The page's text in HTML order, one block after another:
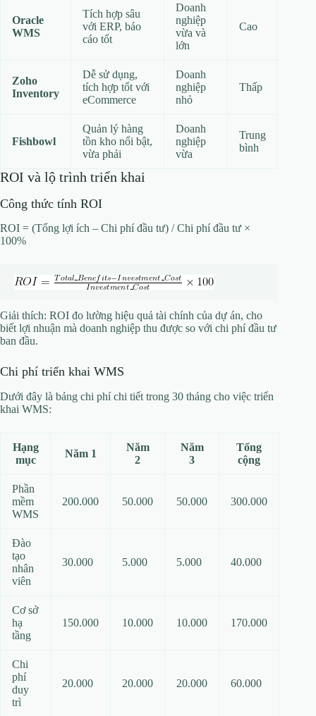
Oracle
WMS
Tích hợp sâu
với ERP, báo
cáo tốt
Doanh
nghiệp
vừa và
lớn
Cao
Zoho
Inventory
Dễ sử dụng,
tích hợp tốt với
eCommerce
Doanh
nghiệp
nhỏ
Thấp
Fishbowl
Quản lý hàng
tồn kho nổi bật,
vừa phải
Doanh
nghiệp
vừa
Trung
bình
ROI và lộ trình triển khai
Công thức tính ROI
ROI = (Tổng lợi ích – Chi phí đầu tư) / Chi phí đầu tư ×
100%
Giải thích: ROI đo lường hiệu quả tài chính của dự án, cho
biết lợi nhuận mà doanh nghiệp thu được so với chi phí đầu tư
ban đầu.
Chi phí triển khai WMS
Dưới đây là bảng chi phí chi tiết trong 30 tháng cho việc triển
khai WMS:
Hạng
mục
Năm 1
Năm
2
Năm
3
Tổng
cộng
Phần
mềm
WMS
200.000 50.000 50.000 300.000
Đào
tạo
nhân
viên
30.000 5.000 5.000 40.000
Cơ sở
hạ
tầng
150.000 10.000 10.000 170.000
Chi
phí
duy
trì
20.000 20.000 20.000 60.000